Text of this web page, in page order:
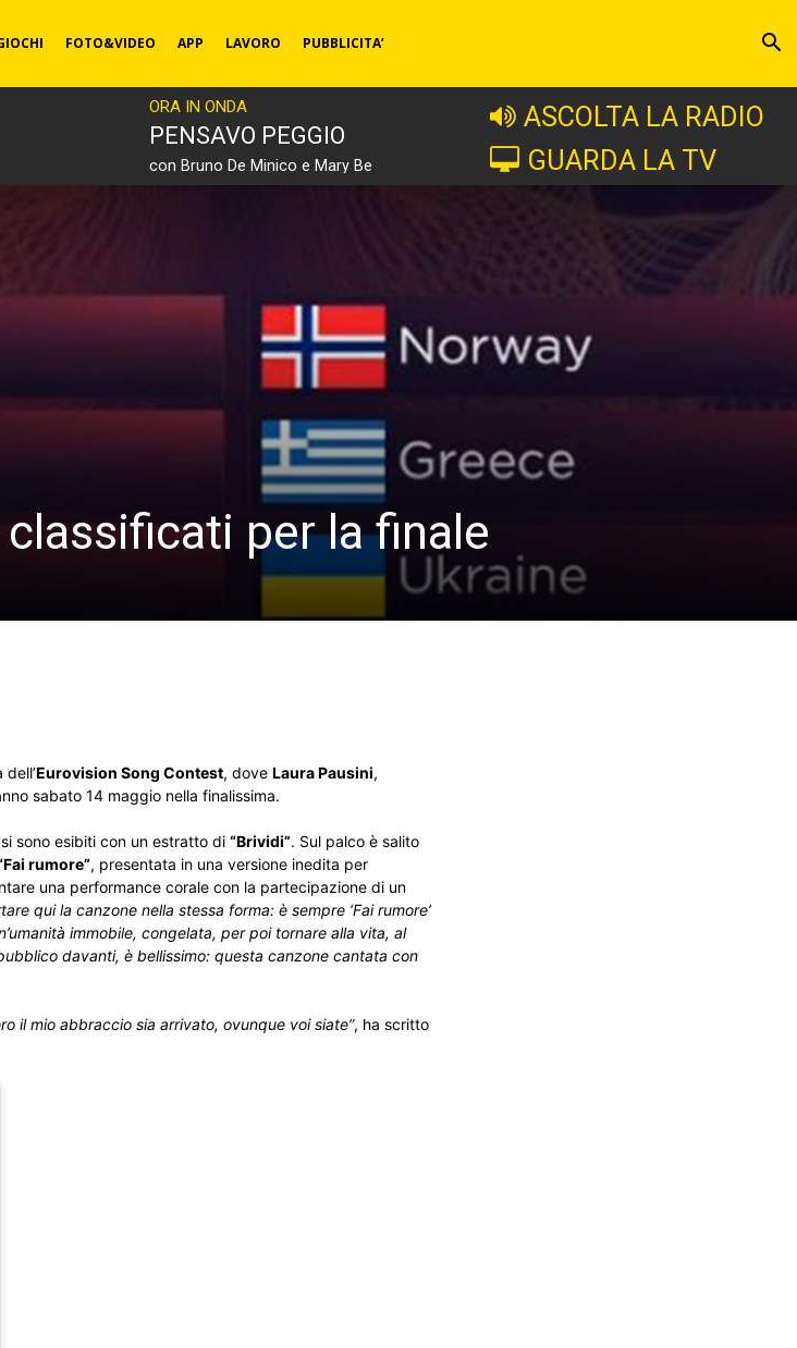
FOTO&VIDEO APP LAVORO PUBBLICITA’
ORA IN ONDA
PENSAVO PEGGIO
con Bruno De Minico e Mary Be
ASCOLTA LA RADIO
GUARDA LA TV
per la finale
Eurovision Song Contest, dove Laura Pausini,
sabato 14 maggio nella finalissima.
sono esibiti con un estratto di “Brividi”. Sul palco è salito
rumore”, presentata in una versione inedita per
una performance corale con la partecipazione di un
qui la canzone nella stessa forma: è sempre ‘Fai rumore’
immobile, congelata, per poi tornare alla vita, al
davanti, è bellissimo: questa canzone cantata con
il mio abbraccio sia arrivato, ovunque voi siate”, ha scritto